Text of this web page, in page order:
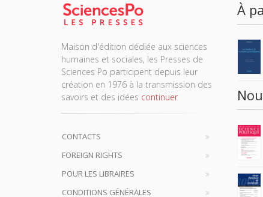
Maison d'édition dédiée aux sciences
humaines et sociales, les Presses de
Sciences Po participent depuis leur
création en 1976 à la transmission des
savoirs et des idées continuer
CONTACTS
FOREIGN RIGHTS
POUR LES LIBRAIRES
CONDITIONS GÉNÉRALES
À